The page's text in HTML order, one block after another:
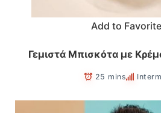
Add to
Γεμιστά Μπισκότα με
25 mins